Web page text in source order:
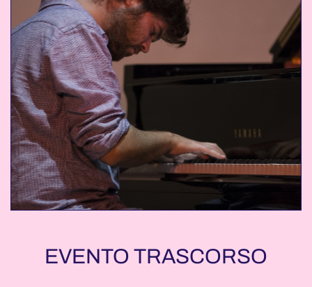
EVENTO TRASCORSO